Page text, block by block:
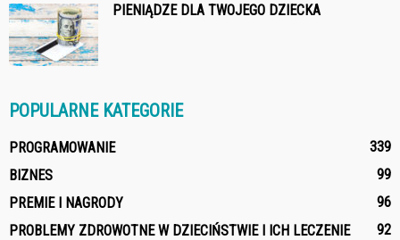
PIENIĄDZE DLA TWOJEGO DZIECKA
POPULARNE KATEGORIE
PROGRAMOWANIE
339
BIZNES
99
PREMIE I NAGRODY
96
PROBLEMY ZDROWOTNE W DZIECIŃSTWIE I ICH LECZENIE
92